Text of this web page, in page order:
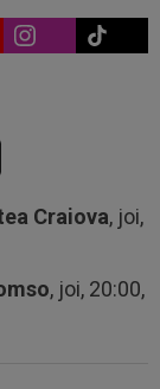
Craiova, joi,
, joi, 20:00,